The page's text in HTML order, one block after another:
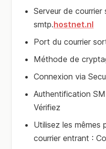
Serveur de
smtp.hostnet.nl
Port du courrier
Méthode de
Connexion via
Authentification
Vérifiez
Utilisez les mêmes
courrier entrant :